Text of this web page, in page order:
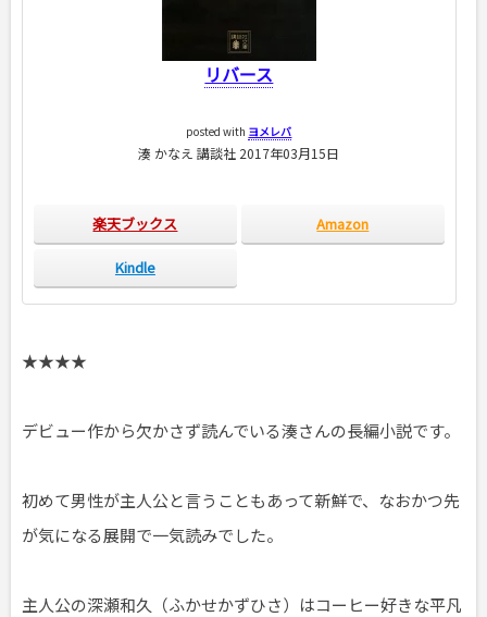
リバース
posted with ヨメレバ
湊 かなえ 講談社 2017年03月15日
楽天ブックス Amazon
Kindle
★★★★
デビュー作から欠かさず読んでいる湊さんの長編小説です。
初めて男性が主人公と言うこともあって新鮮で、なおかつ先
が気になる展開で一気読みでした。
主人公の深瀬和久（ふかせかずひさ）はコーヒー好きな平凡